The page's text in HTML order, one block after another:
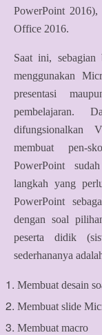
PowerPoint
Office 2016.
Saat ini, sebagian
menggunakan
presentasi
pembelajaran.
difungsionalkan
membuat pen-
PowerPoint
langkah yang
PowerPoint
dengan soal
peserta didik
sederhananya
Membuat desain
Membuat slide
Membuat macro